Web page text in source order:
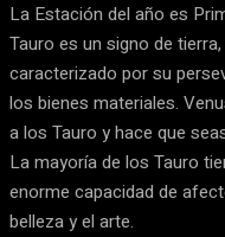
La Estación del año es
Tauro es un signo de
caracterizado por su
los bienes materiales.
a los Tauro y hace que
La mayoría de los Tauro
enorme capacidad de
belleza y el arte.